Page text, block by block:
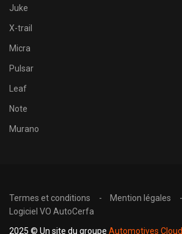
Juke
X-trail
Micra
Pulsar
Leaf
Note
Murano
Termes et conditions
Mention légales
Logiciel VO AutoCerfa
2025 © Un site du groupe Automotives Cloud